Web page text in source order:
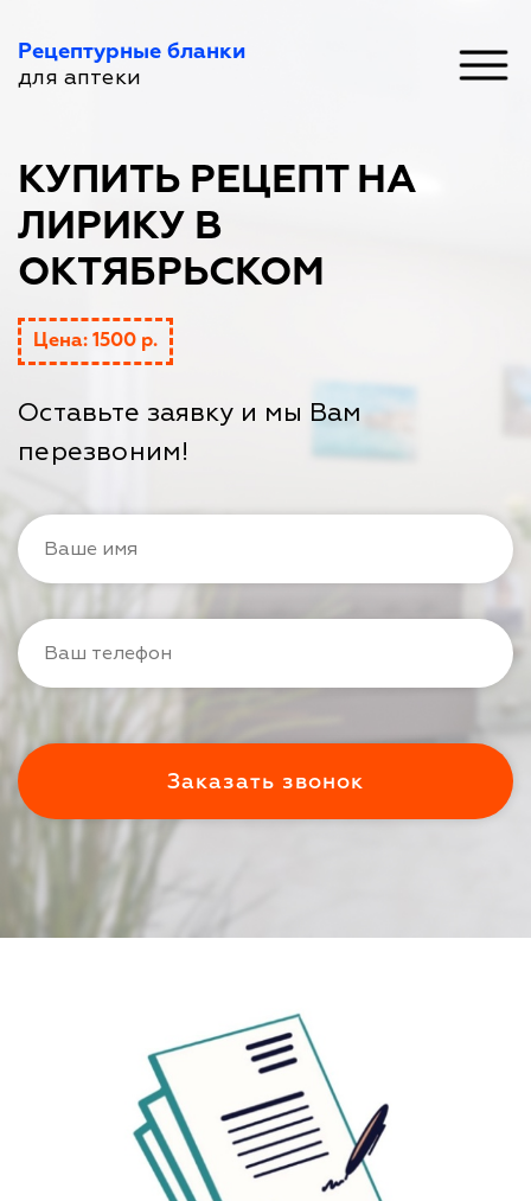
Рецептурные бланки
для аптеки
КУПИТЬ РЕЦЕПТ НА
ЛИРИКУ В
ОКТЯБРЬСКОМ
Цена: 1500 р.
Оставьте заявку и мы Вам
перезвоним!